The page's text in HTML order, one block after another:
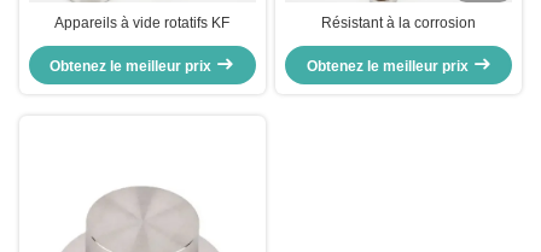
Appareils à vide rotatifs KF
Obtenez le meilleur prix
Résistant à la corrosion
Obtenez le meilleur prix